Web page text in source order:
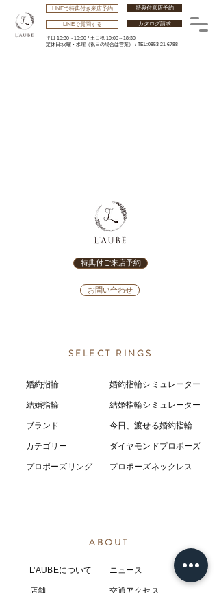
特典付来店予約
LINEで特典付き来店予約
カタログ請求
平日 10:30～19:00 / 土日祝 10:00～18:30
​定休日:火曜・水曜 （祝日の場合は営業） / TEL:0853-21-6788
LINEで質問する
特典付ご来店予約
お問い合わせ
SELECT RINGS
婚約指輪
結婚指輪
ブランド
カテゴリー
プロポーズリング
婚約指輪シミュレーター
結婚指輪シミ ュレーター
今日、渡せる婚約指輪
ダイヤモンドプロポーズ
プロポーズネックレス
ABOUT
L’AUBEについて
店舗
​ニュース
​交通アクセス